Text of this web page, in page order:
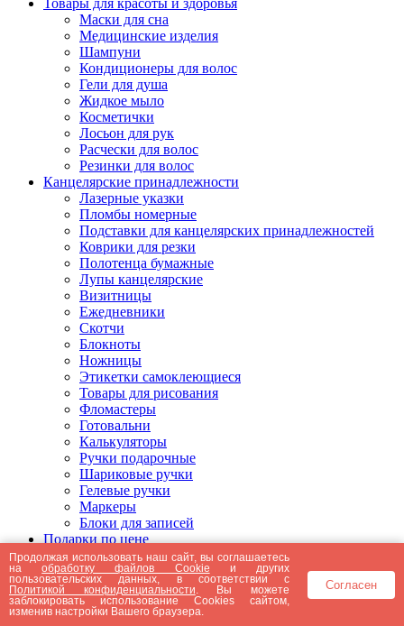
Товары для красоты и здоровья
Маски для сна
Медицинские изделия
Шампуни
Кондиционеры для волос
Гели для душа
Жидкое мыло
Косметички
Лосьон для рук
Расчески для волос
Резинки для волос
Канцелярские принадлежности
Лазерные указки
Пломбы номерные
Подставки для канцелярских принадлежностей
Коврики для резки
Полотенца бумажные
Лупы канцелярские
Визитницы
Ежедневники
Скотчи
Блокноты
Ножницы
Этикетки самоклеющиеся
Товары для рисования
Фломастеры
Готовальни
Калькуляторы
Ручки подарочные
Шариковые ручки
Гелевые ручки
Маркеры
Блоки для записей
Подарки по цене
Подарки от 5000 рублей
Подарки до 5000 рублей
Подарки до 3000 рублей
Подарки до 2000 рублей
Подарки до 1000 рублей
Продолжая использовать наш сайт, вы соглашаетесь
наобработку файлов Cookie и других
пользовательских данных, в соответствии с
Политикой конфиденциальности . Вы можете
заблокировать использование Cookies сайтом,
изменив настройки Вашего браузера.
Согласен